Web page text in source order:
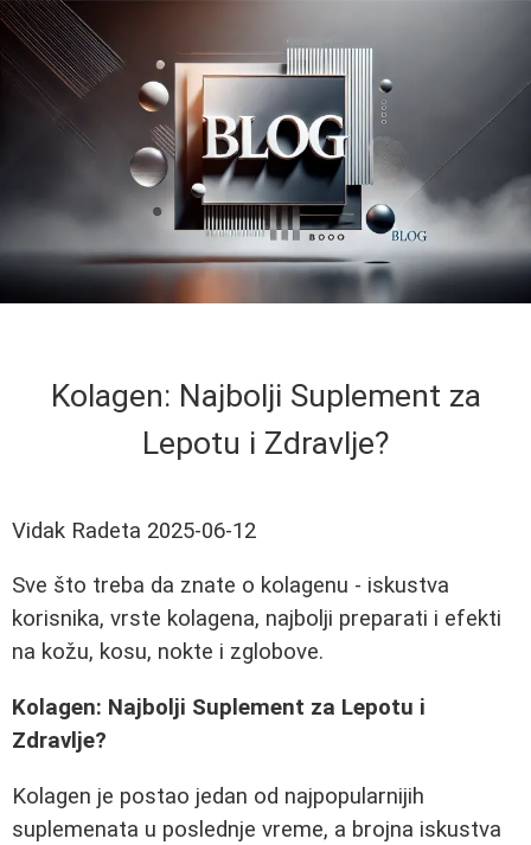
Kolagen: Najbolji Suplement za
Lepotu i Zdravlje?
Vidak Radeta 2025-06-12
Sve što treba da znate o kolagenu - iskustva
korisnika, vrste kolagena, najbolji preparati i efekti
na kožu, kosu, nokte i zglobove.
Kolagen: Najbolji Suplement za Lepotu i
Zdravlje?
Kolagen je postao jedan od najpopularnijih
suplemenata u poslednje vreme, a brojna iskustva